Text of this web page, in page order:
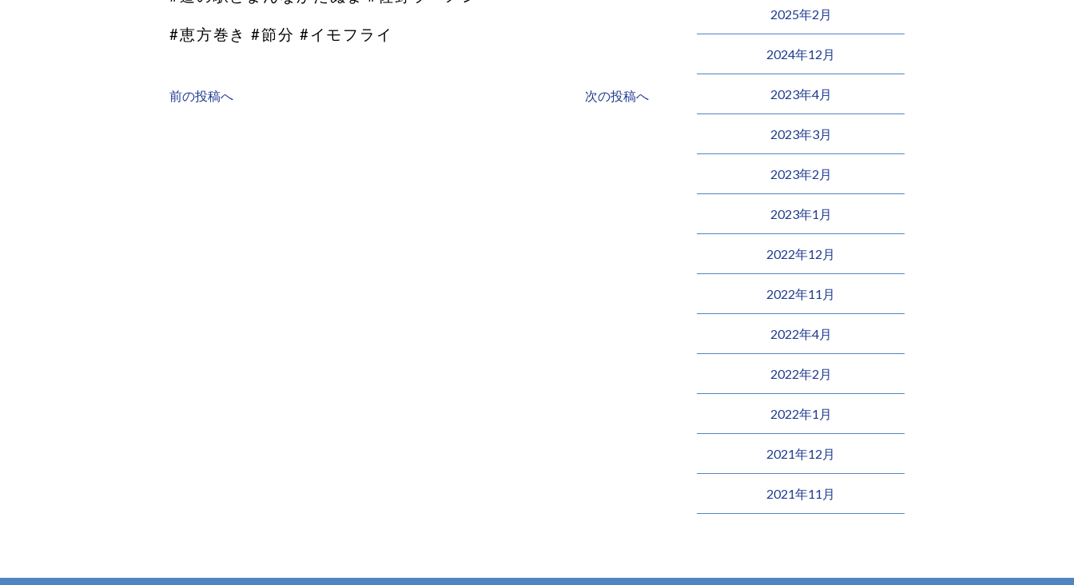
#恵方巻き #節分 #イモフライ
前の投稿へ 次の投稿へ
2025年2月
2024年12月
2023年4月
2023年3月
2023年2月
2023年1月
2022年12月
2022年11月
2022年4月
2022年2月
2022年1月
2021年12月
2021年11月